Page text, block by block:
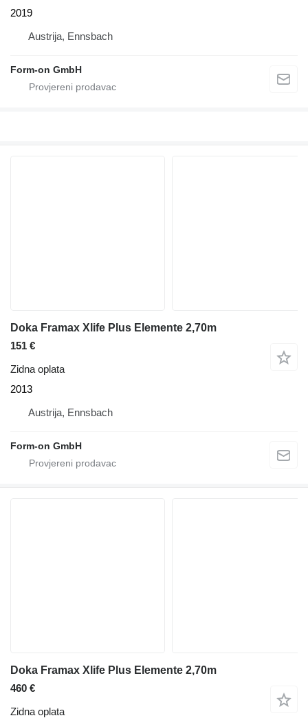
2019
Austrija, Ennsbach
Form-on GmbH
Doka Framax Xlife Plus Elemente 2,70m
151 €
Zidna oplata
2013
Austrija, Ennsbach
Form-on GmbH
Doka Framax Xlife Plus Elemente 2,70m
460 €
Zidna oplata